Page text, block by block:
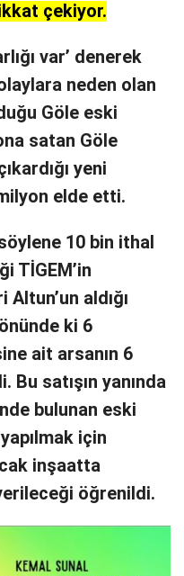
çekiyor.
var’ denerek
neden olan
Göle eski
satan Göle
yeni
elde etti.
10 bin ithal
TİGEM’in
aldığı
ki 6
ait arsanın 6
Bu satışın yanında
bulunan eski
için
inşaatta
öğrenildi.